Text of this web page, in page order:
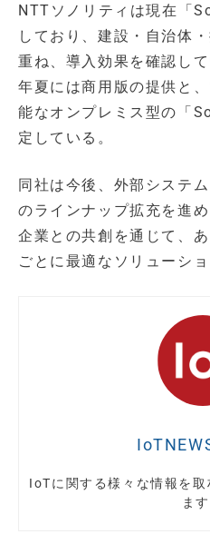
NTTソノリティは現在「
しており、建設・自治体
重ね、導入効果を確認し
年夏には商用版の提供と
能なオンプレミス型の「
定している。
同社は今後、外部システ
のラインナップ拡充を進
企業との共創を通じて、
ごとに最適なソリューシ
IoTに関する様々な情報を
ます